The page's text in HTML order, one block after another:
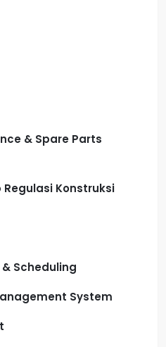
& Spare Parts
Konstruksi
Scheduling
System